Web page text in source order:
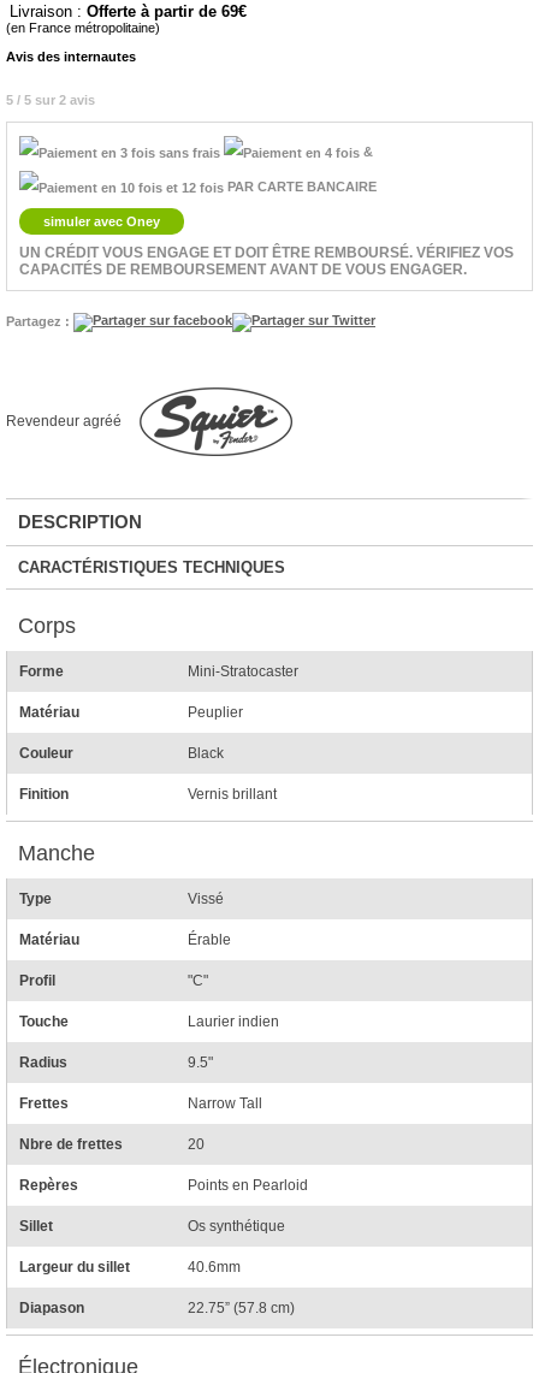
Livraison : Offerte à partir de 69
(en France métropolitaine)
Avis des internautes
5 / 5 sur 2 avis
&
PAR CARTE BANCAIRE
simuler avec Oney
UN CRÉDIT VOUS ENGAGE ET DOIT ÊTRE REMBOURSÉ. VÉRIFIEZ VOS
CAPACITÉS DE REMBOURSEMENT AVANT DE VOUS ENGAGER.
Partagez :
Revendeur agréé
DESCRIPTION
CARACTÉRISTIQUES TECHNIQUES
Corps
Forme Mini-Stratocaster
Matériau Peuplier
Couleur Black
Finition Vernis brillant
Manche
Type Vissé
Matériau Érable
Profil "C"
Touche Laurier indien
Radius 9.5"
Frettes Narrow Tall
Nbre de frettes 20
Repères Points en Pearloid
Sillet Os synthétique
Largeur du sillet 40.6mm
Diapason 22.75” (57.8 cm)
Électronique